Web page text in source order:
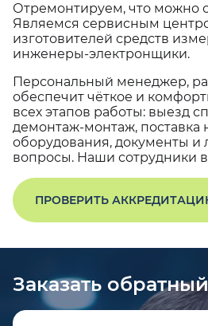
Отремонтируем, что можно
Являемся сервисным
изготовителей средств
инженеры-электронщики.
Персональный менеджер,
обеспечит чёткое и
всех этапов работы: выезд
демонтаж-монтаж, поставка
оборудования, документы и
вопросы. Наши сотрудники
ПРОВЕРИТЬ
Заказать